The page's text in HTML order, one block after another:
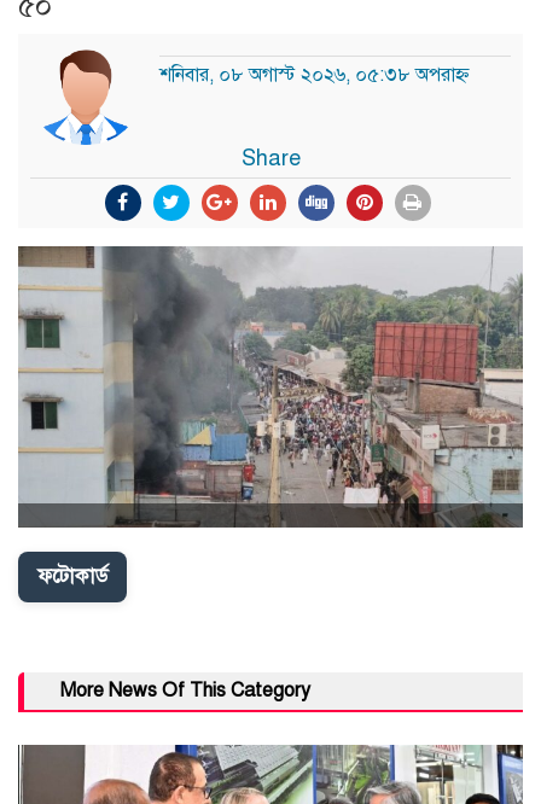
শনিবার, ০৮ অগাস্ট ২০২৬, ০৫:৩৮ অপরাহ্ন
Share
ফটোকার্ড
More News Of This Category